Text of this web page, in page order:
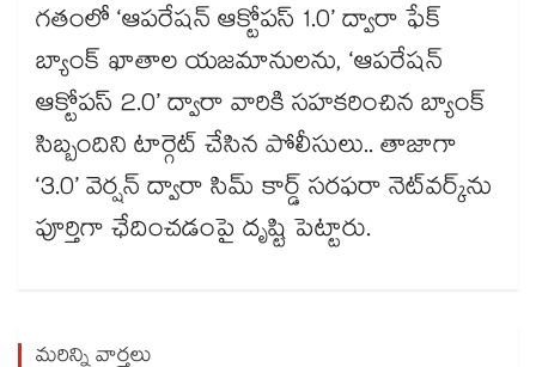
గతంలో ‘ఆపరేషన్ ఆక్టోపస్ 1.0’ ద్వారా ఫేక్
బ్యాంక్ ఖాతాల యజమానులను, ‘ఆపరేషన్
ఆక్టోపస్ 2.0’ ద్వారా వారికి సహకరించిన బ్యాంక్
సిబ్బందిని టార్గెట్ చేసిన పోలీసులు.. తాజాగా
‘3.0’ వెర్షన్ ద్వారా సిమ్ కార్డ్ సరఫరా నెట్​వర్క్​ను
పూర్తిగా ఛేదించడంపై దృష్టి పెట్టారు.
మరిన్ని వార్తలు